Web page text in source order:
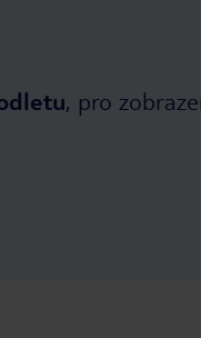
, pro